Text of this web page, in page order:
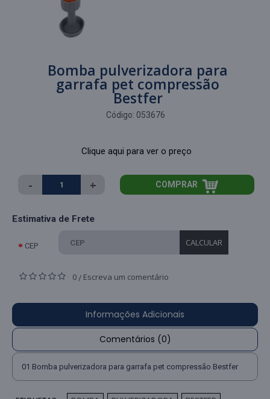
Bomba pulverizadora para
garrafa pet compressão
Bestfer
Código: 053676
Clique aqui para ver o preço
- + COMPRAR
Estimativa de Frete
CEP CALCULAR
0 / Escreva um comentário
Informações Adicionais
Comentários (0)
01 Bomba pulverizadora para garrafa pet compressão Bestfer